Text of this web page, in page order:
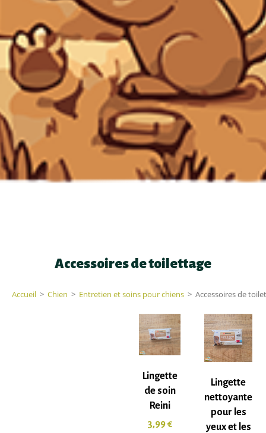
Accessoires de toilettage
Accueil > Chien > Entretien et soins pour chiens > Accessoires de
Lingette
de soin
Reini
3,99€
Lingette
nettoyante
pour les
yeux et les